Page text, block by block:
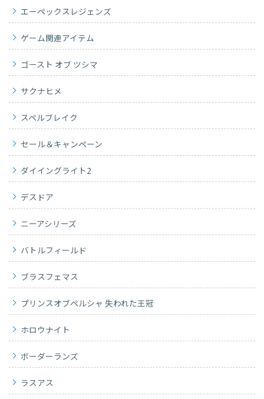
エーペックスレジェンズ
ゲーム関連アイテム
ゴースト オブ ツシマ
サクナヒメ
スペルブレイク
セール＆キャンペーン
ダイイングライト2
デスドア
ニーアシリーズ
バトルフィールド
ブラスフェマス
プリンスオブペルシャ 失われた王冠
ホロウナイト
ボーダーランズ
ラスアス